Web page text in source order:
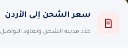
سعر الشحن إلى الأردن
حدّد مدينة الشحن ونعاود التواصل